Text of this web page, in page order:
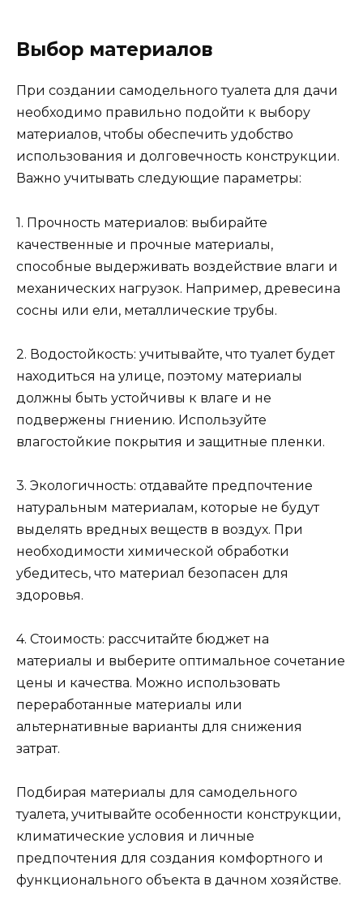
Выбор материалов
При создании самодельного туалета для дачи
необходимо правильно подойти к выбору
материалов, чтобы обеспечить удобство
использования и долговечность конструкции.
Важно учитывать следующие параметры:
1. Прочность материалов: выбирайте
качественные и прочные материалы,
способные выдерживать воздействие влаги и
механических нагрузок. Например, древесина
сосны или ели, металлические трубы.
2. Водостойкость: учитывайте, что туалет будет
находиться на улице, поэтому материалы
должны быть устойчивы к влаге и не
подвержены гниению. Используйте
влагостойкие покрытия и защитные пленки.
3. Экологичность: отдавайте предпочтение
натуральным материалам, которые не будут
выделять вредных веществ в воздух. При
необходимости химической обработки
убедитесь, что материал безопасен для
здоровья.
4. Стоимость: рассчитайте бюджет на
материалы и выберите оптимальное сочетание
цены и качества. Можно использовать
переработанные материалы или
альтернативные варианты для снижения
затрат.
Подбирая материалы для самодельного
туалета, учитывайте особенности конструкции,
климатические условия и личные
предпочтения для создания комфортного и
функционального объекта в дачном хозяйстве.